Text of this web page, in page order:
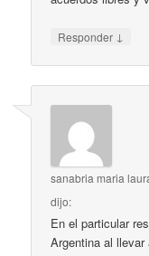
Responder ↓
sanabria maria
dijo:
En el particular
Argentina al